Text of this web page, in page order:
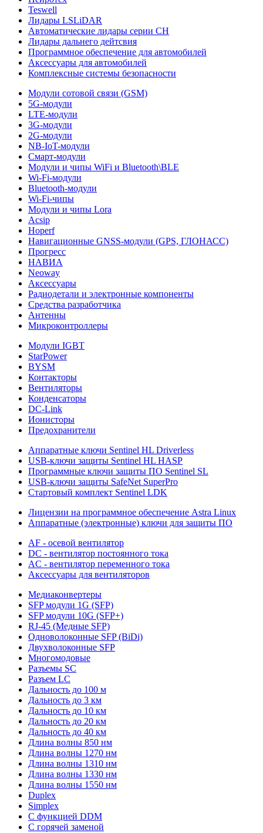
Teswell
Лидары LSLiDAR
Автоматические лидары серии CH
Лидары дальнего дейтсвия
Программное обеспечение для автомобилей
Аксессуары для автомобилей
Комплексные системы безопасности
Модули сотовой связи (GSM)
5G-модули
LTE-модули
3G-модули
2G-модули
NB-IoT-модули
Смарт-модули
Модули и чипы WiFi и Bluetooth\BLE
Wi-Fi-модули
Bluetooth-модули
Wi-Fi-чипы
Модули и чипы Lora
Acsip
Hoperf
Навигационные GNSS-модули (GPS, ГЛОНАСС)
Прогресс
НАВИА
Neoway
Аксессуары
Радиодетали и электронные компоненты
Средства разработчика
Антенны
Микроконтроллеры
Модули IGBT
StarPower
BYSM
Контакторы
Вентиляторы
Конденсаторы
DC-Link
Ионисторы
Предохранители
Аппаратные ключи Sentinel HL Driverless
USB-ключи защиты Sentinel HL HASP
Программные ключи защиты ПО Sentinel SL
USB-ключи защиты SafeNet SuperPro
Стартовый комплект Sentinel LDK
Лицензии на программное обеспечение Astra Linux
Аппаратные (электронные) ключи для защиты ПО
AF - осевой вентилятор
DC - вентилятор постоянного тока
AC - вентилятор переменного тока
Аксессуары для вентиляторов
Медиаконвертеры
SFP модули 1G (SFP)
SFP модули 10G (SFP+)
RJ-45 (Медные SFP)
Одноволоконные SFP (BiDi)
Двухволоконные SFP
Многомодовые
Разъемы SC
Разъем LC
Дальность до 100 м
Дальность до 3 км
Дальность до 10 км
Дальность до 20 км
Дальность до 40 км
Длина волны 850 нм
Длина волны 1270 нм
Длина волны 1310 нм
Длина волны 1330 нм
Длина волны 1550 нм
Duplex
Simplex
С функцией DDM
С горячей заменой